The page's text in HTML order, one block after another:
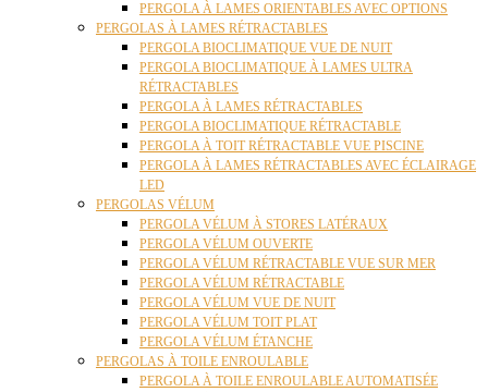
PERGOLA À LAMES ORIENTABLES AVEC OPTIONS
PERGOLAS À LAMES RÉTRACTABLES
PERGOLA BIOCLIMATIQUE VUE DE NUIT
PERGOLA BIOCLIMATIQUE À LAMES ULTRA
RÉTRACTABLES
PERGOLA À LAMES RÉTRACTABLES
PERGOLA BIOCLIMATIQUE RÉTRACTABLE
PERGOLA À TOIT RÉTRACTABLE VUE PISCINE
PERGOLA À LAMES RÉTRACTABLES AVEC ÉCLAIRAGE
LED
PERGOLAS VÉLUM
PERGOLA VÉLUM À STORES LATÉRAUX
PERGOLA VÉLUM OUVERTE
PERGOLA VÉLUM RÉTRACTABLE VUE SUR MER
PERGOLA VÉLUM RÉTRACTABLE
PERGOLA VÉLUM VUE DE NUIT
PERGOLA VÉLUM TOIT PLAT
PERGOLA VÉLUM ÉTANCHE
PERGOLAS À TOILE ENROULABLE
PERGOLA À TOILE ENROULABLE AUTOMATISÉE